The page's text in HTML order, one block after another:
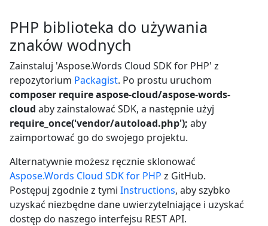
PHP biblioteka do używania
znaków wodnych
Zainstaluj 'Aspose.Words Cloud SDK for PHP' z
repozytorium Packagist. Po prostu uruchom
composer require aspose-cloud/aspose-words-
cloud aby zainstalować SDK, a następnie użyj
require_once('vendor/autoload.php'); aby
zaimportować go do swojego projektu.
Alternatywnie możesz ręcznie sklonować
Aspose.Words Cloud SDK for PHP z GitHub.
Postępuj zgodnie z tymi Instructions, aby szybko
uzyskać niezbędne dane uwierzytelniające i uzyskać
dostęp do naszego interfejsu REST API.